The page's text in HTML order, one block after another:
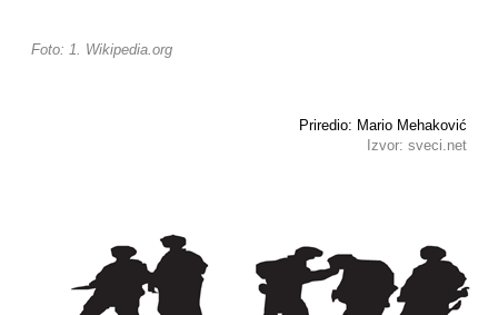
Foto: 1. Wikipedia.org
Priredio: Mario Mehaković
Izvor: sveci.net